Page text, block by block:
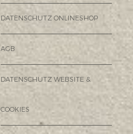
DATENSCHUTZ ONLINESHOP
AGB
DATENSCHUTZ WEBSITE &
COOKIES